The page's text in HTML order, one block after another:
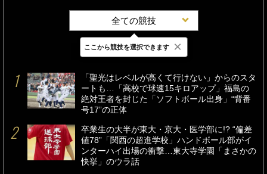
全ての競技
最新 24時間 週間
「聖光はレベルが高くて行けない」からのスタ
ートも…「高校で球速15キロアップ」福島の
絶対王者を封じた「ソフトボール出身」“背番
号17”の正体
卒業生の大半が東大・京大・医学部に!? “偏差
値78”「関西の超進学校」ハンドボール部がイ
ンターハイ出場の衝撃…東大寺学園「まさかの
快挙」のウラ話
ここから競技を選択できます ×